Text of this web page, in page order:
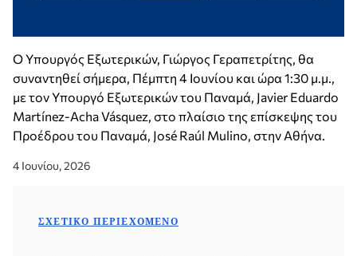
Ο Υπουργός Εξωτερικών, Γιώργος Γεραπετρίτης, θα
συναντηθεί σήμερα, Πέμπτη 4 Ιουνίου και ώρα 1:30 μ.μ.,
με τον Υπουργό Εξωτερικών του Παναμά, Javier Eduardo
Martínez-Acha Vásquez, στο πλαίσιο της επίσκεψης του
Προέδρου του Παναμά, José Raúl Mulino, στην Αθήνα.
4 Ιουνίου, 2026
ΣΧΕΤΙΚΌ ΠΕΡΙΕΧΌΜΕΝΟ